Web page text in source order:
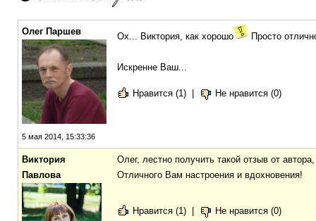
Олег Паршев
5 мая 2014, 15:33:36
Ох... Виктория, как хорошо Просто
Искренне Ваш...
Нравится (1) Не нравится (0)
Виктория
Павлова
Олег, лестно получить такой отзыв от
Отличного Вам настроения и вдохновения!
Нравится (1) Не нравится (0)